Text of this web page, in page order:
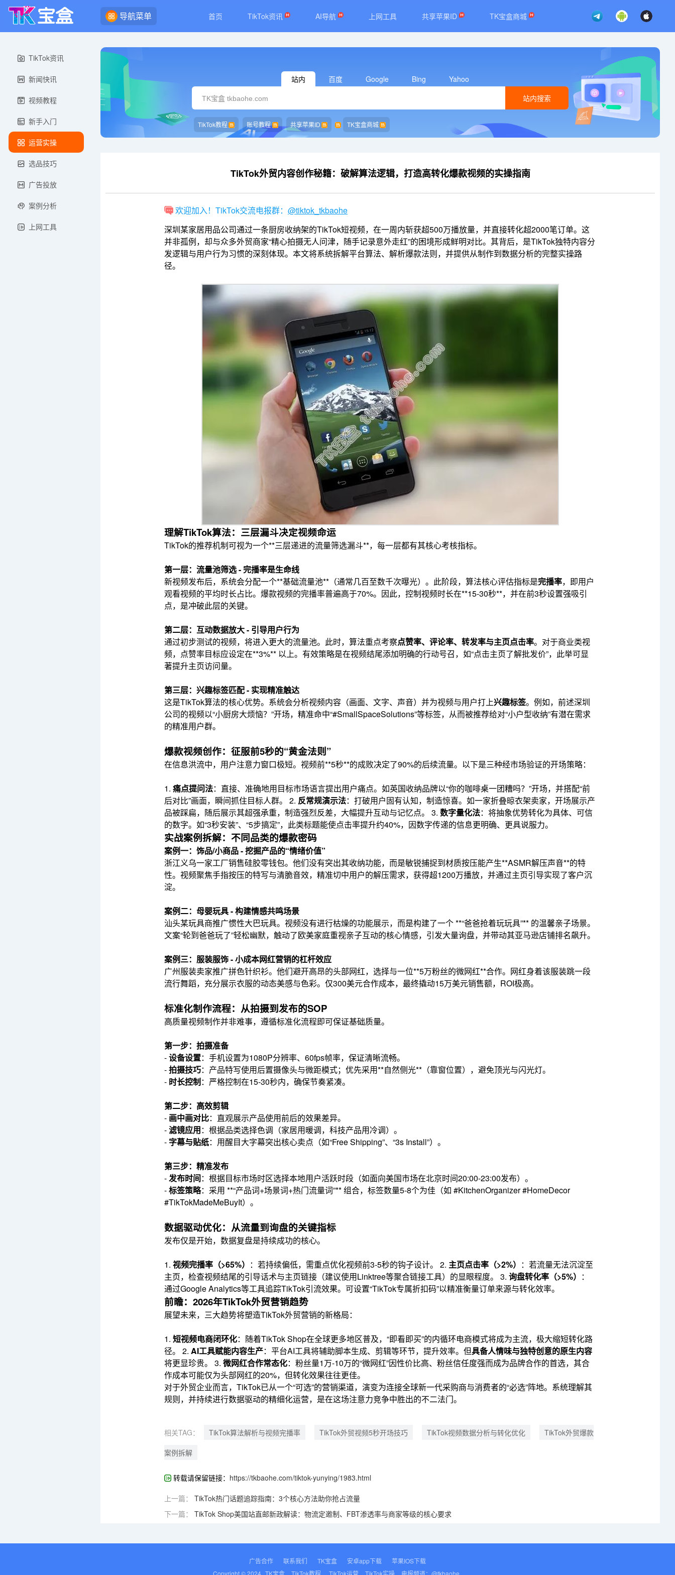
导航菜单 首页 TikTok资讯 AI导航 上网工具 共享苹果ID TK宝盒商城
站内 百度 Google Bing Yahoo
站内搜索
TikTok教程 账号教程 共享苹果ID TK宝盒商城
TikTok外贸内容创作秘籍：破解算法逻辑，打造高转化爆款视频的实操指南
欢迎加入！TikTok交流电报群： @tiktok_tkbaohe
深圳某家居用品公司通过一条厨房收纳架的TikTok短视频，在一周内斩获超500万播放量，并直接转化超2000笔订单。这
并非孤例，却与众多外贸商家“精心拍摄无人问津，随手记录意外走红”的困境形成鲜明对比。其背后，是TikTok独特内容分
发逻辑与用户行为习惯的深刻体现。本文将系统拆解平台算法、解析爆款法则，并提供从制作到数据分析的完整实操路
径。
理解TikTok算法：三层漏斗决定视频命运
TikTok的推荐机制可视为一个**三层递进的流量筛选漏斗**，每一层都有其核心考核指标。
第一层：流量池筛选 - 完播率是生命线
新视频发布后，系统会分配一个**基础流量池**（通常几百至数千次曝光）。此阶段，算法核心评估指标是完播率，即用户
观看视频的平均时长占比。爆款视频的完播率普遍高于70%。因此，控制视频时长在**15-30秒**，并在前3秒设置强吸引
点，是冲破此层的关键。
第二层：互动数据放大 - 引导用户行为
通过初步测试的视频，将进入更大的流量池。此时，算法重点考察点赞率、评论率、转发率与主页点击率。对于商业类视
频，点赞率目标应设定在**3%** 以上。有效策略是在视频结尾添加明确的行动号召，如“点击主页了解批发价”，此举可显
著提升主页访问量。
第三层：兴趣标签匹配 - 实现精准触达
这是TikTok算法的核心优势。系统会分析视频内容（画面、文字、声音）并为视频与用户打上兴趣标签。例如，前述深圳
公司的视频以“小厨房大烦恼？”开场，精准命中“#SmallSpaceSolutions”等标签，从而被推荐给对“小户型收纳”有潜在需求
的精准用户群。
爆款视频创作：征服前5秒的“黄金法则”
在信息洪流中，用户注意力窗口极短。视频前**5秒**的成败决定了90%的后续流量。以下是三种经市场验证的开场策略：
1. 痛点提问法：直接、准确地用目标市场语言提出用户痛点。如英国收纳品牌以“你的咖啡桌一团糟吗？”开场，并搭配“前
后对比”画面，瞬间抓住目标人群。 2. 反常规演示法：打破用户固有认知，制造惊喜。如一家折叠晾衣架卖家，开场展示产
品被踩扁，随后展示其超强承重，制造强烈反差，大幅提升互动与记忆点。 3. 数字量化法：将抽象优势转化为具体、可信
的数字。如“3秒安装”、“5步搞定”，此类标题能使点击率提升约40%，因数字传递的信息更明确、更具说服力。
实战案例拆解：不同品类的爆款密码
案例一：饰品/小商品 - 挖掘产品的“情绪价值”
浙江义乌一家工厂销售硅胶零钱包。他们没有突出其收纳功能，而是敏锐捕捉到材质按压能产生**ASMR解压声音**的特
性。视频聚焦手指按压的特写与清脆音效，精准切中用户的解压需求，获得超1200万播放，并通过主页引导实现了客户沉
淀。
案例二：母婴玩具 - 构建情感共鸣场景
汕头某玩具商推广惯性大巴玩具。视频没有进行枯燥的功能展示，而是构建了一个 **“爸爸抢着玩玩具”** 的温馨亲子场景。
文案“轮到爸爸玩了”轻松幽默，触动了欧美家庭重视亲子互动的核心情感，引发大量询盘，并带动其亚马逊店铺排名飙升。
案例三：服装服饰 - 小成本网红营销的杠杆效应
广州服装卖家推广拼色针织衫。他们避开高昂的头部网红，选择与一位**5万粉丝的微网红**合作。网红身着该服装跳一段
流行舞蹈，充分展示衣服的动态美感与色彩。仅300美元合作成本，最终撬动15万美元销售额，ROI极高。
标准化制作流程：从拍摄到发布的SOP
高质量视频制作并非难事，遵循标准化流程即可保证基础质量。
第一步：拍摄准备
-设备设置：手机设置为1080P分辨率、60fps帧率，保证清晰流畅。
-拍摄技巧：产品特写使用后置摄像头与微距模式；优先采用**自然侧光**（靠窗位置），避免顶光与闪光灯。
- 时长控制：严格控制在15-30秒内，确保节奏紧凑。
第二步：高效剪辑
- 画中画对比：直观展示产品使用前后的效果差异。
-滤镜应用：根据品类选择色调（家居用暖调，科技产品用冷调）。
- 字幕与贴纸：用醒目大字幕突出核心卖点（如“Free Shipping”、“3s Install”）。
第三步：精准发布
-发布时间：根据目标市场时区选择本地用户活跃时段（如面向美国市场在北京时间20:00-23:00发布）。
-标签策略：采用 **“产品词+场景词+热门流量词”** 组合，标签数量5-8个为佳（如 #KitchenOrganizer #HomeDecor
#TikTokMadeMeBuyIt）。
数据驱动优化：从流量到询盘的关键指标
发布仅是开始，数据复盘是持续成功的核心。
1. 视频完播率（>65%） ：若持续偏低，需重点优化视频前3-5秒的钩子设计。 2. 主页点击率（>2%） ：若流量无法沉淀至
主页，检查视频结尾的引导话术与主页链接（建议使用Linktree等聚合链接工具）的显眼程度。 3. 询盘转化率（>5%） ：
通过Google Analytics等工具追踪TikTok引流效果。可设置“TikTok专属折扣码”以精准衡量订单来源与转化效率。
前瞻：2026年TikTok外贸营销趋势
展望未来，三大趋势将塑造TikTok外贸营销的新格局：
1. 短视频电商闭环化：随着TikTok Shop在全球更多地区普及，“即看即买”的内循环电商模式将成为主流，极大缩短转化路
径。 2. AI工具赋能内容生产：平台AI工具将辅助脚本生成、剪辑等环节，提升效率。但具备人情味与独特创意的原生内容
将更显珍贵。 3. 微网红合作常态化：粉丝量1万-10万的“微网红”因性价比高、粉丝信任度强而成为品牌合作的首选，其合
作成本可能仅为头部网红的20%，但转化效果往往更佳。
对于外贸企业而言，TikTok已从一个“可选”的营销渠道，演变为连接全球新一代采购商与消费者的“必选”阵地。系统理解其
规则，并持续进行数据驱动的精细化运营，是在这场注意力竞争中胜出的不二法门。
相关TAG： TikTok算法解析与视频完播率 TikTok外贸视频5秒开场技巧 TikTok视频数据分析与转化优化
TikTok外贸爆款
案例拆解
转载请保留链接： https://tkbaohe.com/tiktok-yunying/1983.html
上一篇：
TikTok热门话题追踪指南：3个核心方法助你抢占流量
下一篇：
TikTok Shop美国站直邮新政解读：物流定邀制、FBT渗透率与商家等级的核心要求
TikTok资讯
新闻快讯
视频教程
新手入门
运营实操
选品技巧
广告投放
案例分析
上网工具
广告合作 联系我们 TK宝盒 安卓app下载
苹果IOS下载
Copyright © 2024 TK宝盒 TikTok教程 TikTok运营 TikTok实操 电报频道：@tkbaohe